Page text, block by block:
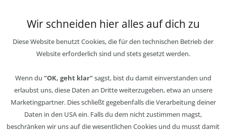
Wir schneiden hier alles auf dich zu
Diese Website benutzt Cookies, die für den technischen Betrieb der
Website erforderlich sind und stets gesetzt werden.
Wenn du "OK, geht klar"sagst, bist du damit einverstanden und
erlaubst uns, diese Daten an Dritte weiterzugeben, etwa an unsere
Marketingpartner. Dies schließt gegebenfalls die Verarbeitung deiner
Daten in den USA ein. Falls du dem nicht zustimmen magst,
beschränken wir uns auf die wesentlichen Cookies und du musst damit